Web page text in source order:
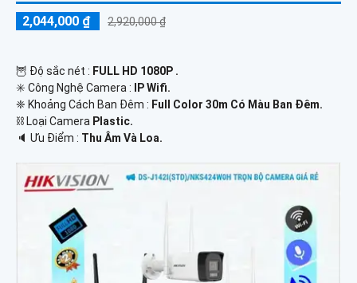
2,044,000 ₫ 2,920,000 ₫
🦉 Độ sắc nét : FULL HD 1080P .
✳️ Công Nghệ Camera :
IP Wifi.
❈ Khoảng Cách Ban Đêm : Full Color 30m Có Màu Ban Ðêm.
⛓ Loại Camera Plastic.
️🔈 Ưu Điểm : Thu Âm Và Loa.